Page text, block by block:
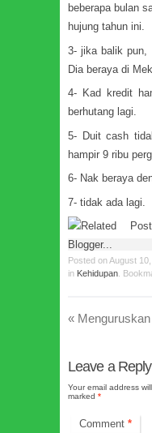
beberapa bulan
hujung tahun ini.
3- jika balik pun,
Dia beraya di
4- Kad kredit
berhutang lagi.
5- Duit cash
hampir 9 ribu
6- Nak beraya
7- tidak ada lagi.
Posted onAugust
in Kehidupan .
«
Leave a Reply
Your email address
marked *
Comment *